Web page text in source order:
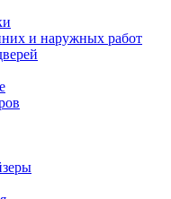
и наружных работ